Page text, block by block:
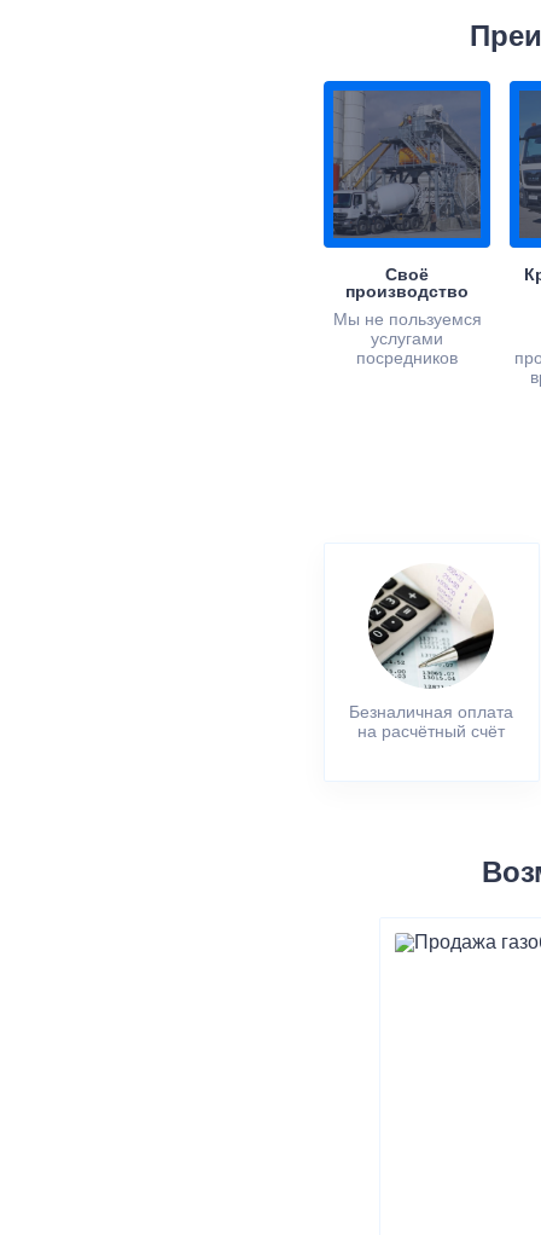
Своё
производство
Мы не пользуемся
услугами
посредников
Безналичная оплата
на расчётный счёт